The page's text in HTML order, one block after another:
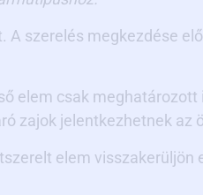
szerelés megkezdése
elem csak meghatározott
zajok jelentkezhetnek az
elem visszakerüljön